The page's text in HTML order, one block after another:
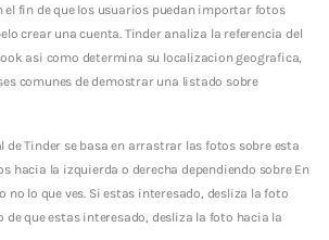
el fin de que los usuarios puedan importar fotos
crear una cuenta. Tinder analiza la referencia del
asi­ como determina su localizacion geografica,
comunes de demostrar una listado sobre
de Tinder se basa en arrastrar las fotos sobre esta
hacia la izquierda o derecha dependiendo sobre En
no lo que ves. Si estas interesado, desliza la foto
de que estas interesado, desliza la foto hacia la